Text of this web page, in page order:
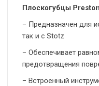
Плоскогубцы
– Предназначен для
так и с Stotz
– Обеспечивает
предотвращения
– Встроенный